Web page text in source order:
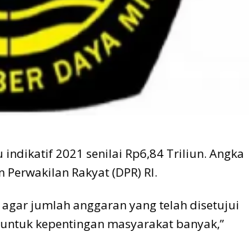
indikatif 2021 senilai Rp6,84 Triliun. Angka
Rakyat (DPR) RI.
jumlah anggaran yang telah disetujui
kepentingan masyarakat banyak,”